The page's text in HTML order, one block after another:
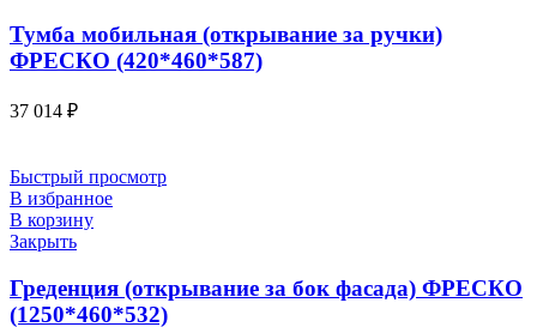
Тумба мобильная (открывание за ручки)
ФРЕСКО (420*460*587)
37 014 ₽
Быстрый просмотр
В избранное
В корзину
Закрыть
Греденция (открывание за бок фасада) ФРЕСКО
(1250*460*532)